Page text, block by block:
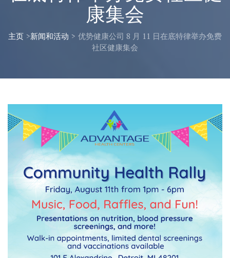
康集会
主页 >新闻和活动 > 优势健康公司 8 月 11 日在底特律举办免费
社区健康集会